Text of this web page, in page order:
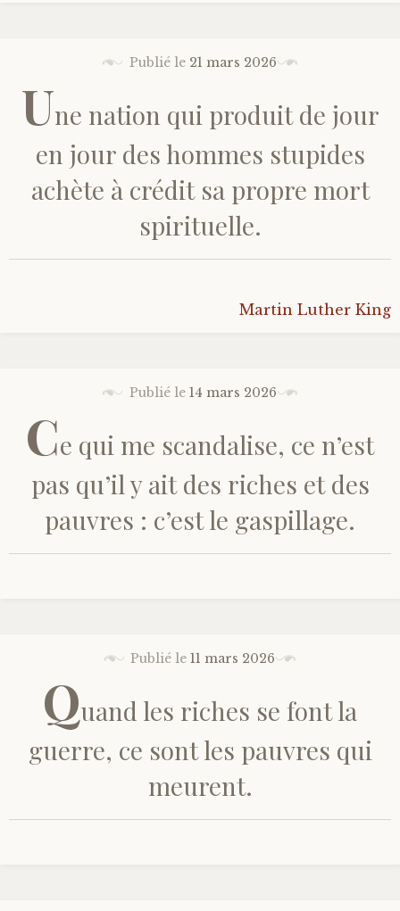
Publié le 21 mars 2026
Une nation qui produit de jour
en jour des hommes stupides
achète à crédit sa propre mort
spirituelle.
Martin Luther King
Publié le 14 mars 2026
Ce qui me scandalise, ce n’est
pas qu’il y ait des riches et des
pauvres : c’est le gaspillage.
Publié le11 mars 2026
Quand les riches se font la
guerre, ce sont les pauvres qui
meurent.